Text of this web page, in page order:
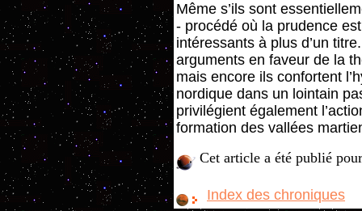
Même s’ils sont
- procédé où la prudence
intéressants à plus d’un
arguments en faveur de la
mais encore ils confortent
nordique dans un lointain
privilégient également
formation des vallées
Cet article a été publié
Index des chroniques